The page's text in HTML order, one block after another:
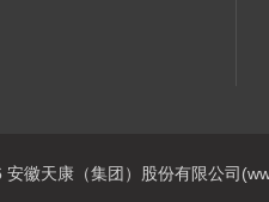
安徽天康（集团）股份有限公司